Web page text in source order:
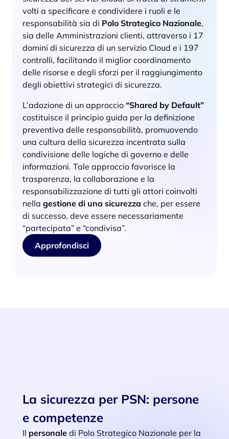
volti a specificare e condividere i ruoli e le
responsabilità sia di Polo Strategico Nazionale,
sia delle Amministrazioni clienti, attraverso i 17
domini di sicurezza di un servizio Cloud e i 197
controlli, facilitando il miglior coordinamento
delle risorse e degli sforzi per il raggiungimento
degli obiettivi strategici di sicurezza.
L’adozione di un approccio “Shared by Default”
costituisce il principio guida per la definizione
preventiva delle responsabilità, promuovendo
una cultura della sicurezza incentrata sulla
condivisione delle logiche di governo e delle
informazioni. Tale approccio favorisce la
trasparenza, la collaborazione e la
responsabilizzazione di tutti gli attori coinvolti
nella gestione di una sicurezza che, per essere
di successo, deve essere necessariamente
“partecipata” e “condivisa”.
Approfondisci
La sicurezza per PSN: persone
e competenze
Il personale di Polo Strategico Nazionale per la